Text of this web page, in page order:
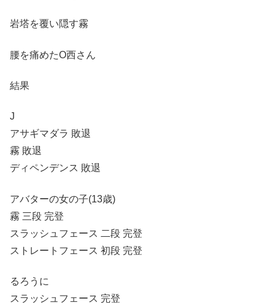
岩塔を覆い隠す霧
腰を痛めたO西さん
結果
J
アサギマダラ 敗退
霧 敗退
ディペンデンス 敗退
アバターの女の子(13歳)
霧 三段 完登
スラッシュフェース 二段 完登
ストレートフェース 初段 完登
るろうに
スラッシュフェース 完登